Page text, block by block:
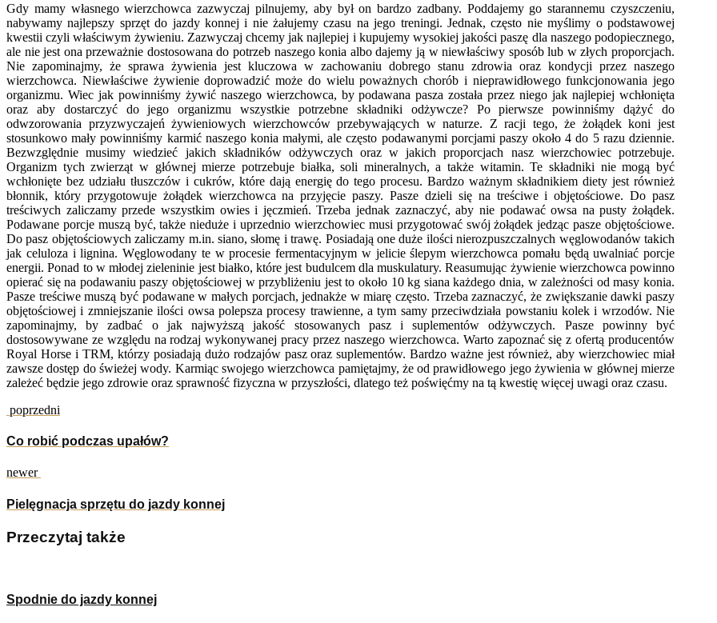
Gdy mamy własnego wierzchowca zazwyczaj pilnujemy, aby był on bardzo zadbany. Poddajemy go starannemu czyszczeniu,
nabywamy najlepszy sprzęt do jazdy konnej i nie żałujemy czasu na jego treningi. Jednak, często nie myślimy o podstawowej
kwestii czyli właściwym żywieniu. Zazwyczaj chcemy jak najlepiej i kupujemy wysokiej jakości paszę dla naszego podopiecznego,
ale nie jest ona przeważnie dostosowana do potrzeb naszego konia albo dajemy ją w niewłaściwy sposób lub w złych proporcjach.
Nie zapominajmy, że sprawa żywienia jest kluczowa w zachowaniu dobrego stanu zdrowia oraz kondycji przez naszego
wierzchowca. Niewłaściwe żywienie doprowadzić może do wielu poważnych chorób i nieprawidłowego funkcjonowania jego
organizmu. Wiec jak powinniśmy żywić naszego wierzchowca, by podawana pasza została przez niego jak najlepiej wchłonięta
oraz aby dostarczyć do jego organizmu wszystkie potrzebne składniki odżywcze? Po pierwsze powinniśmy dążyć do
odwzorowania przyzwyczajeń żywieniowych wierzchowców przebywających w naturze. Z racji tego, że żołądek koni jest
stosunkowo mały powinniśmy karmić naszego konia małymi, ale często podawanymi porcjami paszy około 4 do 5 razu dziennie.
Bezwzględnie musimy wiedzieć jakich składników odżywczych oraz w jakich proporcjach nasz wierzchowiec potrzebuje.
Organizm tych zwierząt w głównej mierze potrzebuje białka, soli mineralnych, a także witamin. Te składniki nie mogą być
wchłonięte bez udziału tłuszczów i cukrów, które dają energię do tego procesu. Bardzo ważnym składnikiem diety jest również
błonnik, który przygotowuje żołądek wierzchowca na przyjęcie paszy. Pasze dzieli się na treściwe i objętościowe. Do pasz
treściwych zaliczamy przede wszystkim owies i jęczmień. Trzeba jednak zaznaczyć, aby nie podawać owsa na pusty żołądek.
Podawane porcje muszą być, także nieduże i uprzednio wierzchowiec musi przygotować swój żołądek jedząc pasze objętościowe.
Do pasz objętościowych zaliczamy m.in. siano, słomę i trawę. Posiadają one duże ilości nierozpuszczalnych węglowodanów takich
jak celuloza i lignina. Węglowodany te w procesie fermentacyjnym w jelicie ślepym wierzchowca pomału będą uwalniać porcje
energii. Ponad to w młodej zieleninie jest białko, które jest budulcem dla muskulatury. Reasumując żywienie wierzchowca powinno
opierać się na podawaniu paszy objętościowej w przybliżeniu jest to około 10 kg siana każdego dnia, w zależności od masy konia.
Pasze treściwe muszą być podawane w małych porcjach, jednakże w miarę często. Trzeba zaznaczyć, że zwiększanie dawki paszy
objętościowej i zmniejszanie ilości owsa polepsza procesy trawienne, a tym samy przeciwdziała powstaniu kolek i wrzodów. Nie
zapominajmy, by zadbać o jak najwyższą jakość stosowanych pasz i suplementów odżywczych. Pasze powinny być
dostosowywane ze względu na rodzaj wykonywanej pracy przez naszego wierzchowca. Warto zapoznać się z ofertą producentów
Royal Horse i TRM, którzy posiadają dużo rodzajów pasz oraz suplementów. Bardzo ważne jest również, aby wierzchowiec miał
zawsze dostęp do świeżej wody. Karmiąc swojego wierzchowca pamiętajmy, że od prawidłowego jego żywienia w głównej mierze
zależeć będzie jego zdrowie oraz sprawność fizyczna w przyszłości, dlatego też poświęćmy na tą kwestię więcej uwagi oraz czasu.
poprzedni
Co robić podczas upałów?
newer
Pielęgnacja sprzętu do jazdy konnej
Przeczytaj także
Spodnie do jazdy konnej